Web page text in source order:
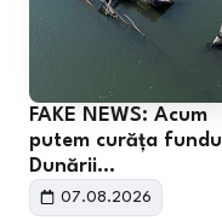
FAKE NEWS: Acum
putem curăța fundul
Dunării…
07.08.2026